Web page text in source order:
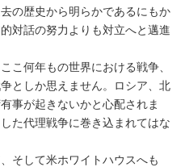
の歴史から明らかであるにもか
対話の努力よりも対立へと邁進
こ何年もの世界における戦争、
としか思えません。ロシア、北
事が起きないかと心配されま
た代理戦争に巻き込まれてはな
そして米ホワイトハウスへも